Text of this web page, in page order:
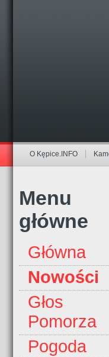
O Kępice.INFO
Menu
główne
Główna
Nowości
Głos
Pomorza
Pogoda